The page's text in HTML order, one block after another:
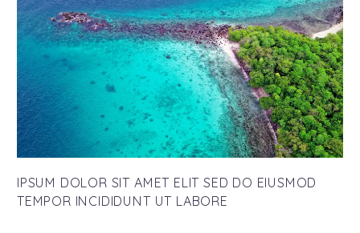
IPSUM DOLOR SIT AMET ELIT SED DO EIUSMOD
TEMPOR INCIDIDUNT UT LABORE